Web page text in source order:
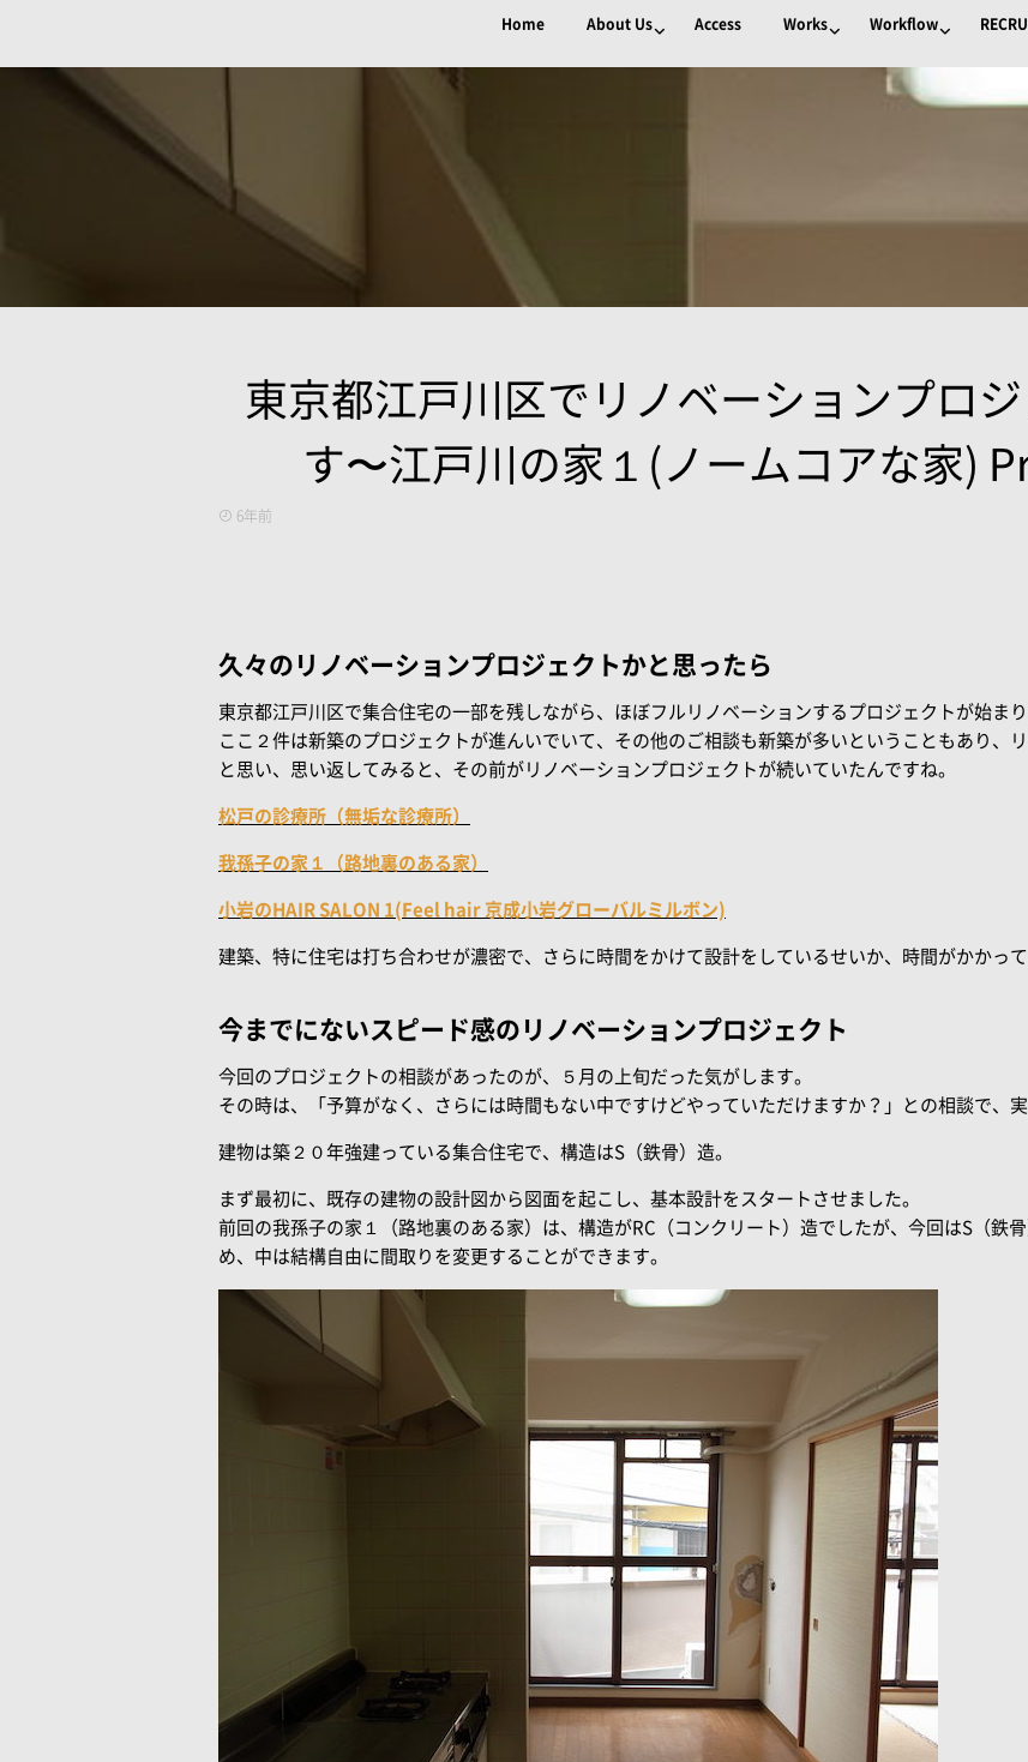
Home About Us Access Works Workflow
東京都江戸川区でリノベーションプロ
す〜江戸川の家１(ノームコアな家)
6年前
久々のリノベーションプロジェクトかと思ったら
東京都江戸川区で集合住宅の一部を残しながら、ほぼフルリノベーションするプロジェクトが始まり
ここ２件は新築のプロジェクトが進んいでいて、その他のご相談も新築が多いということもあり、
と思い、思い返してみると、その前がリノベーションプロジェクトが続いていたんですね。
松戸の診療所（無垢な診療所）
我孫子の家１（路地裏のある家）
小岩のHAIR SALON 1(Feel hair 京成小岩グローバルミルボン)
建築、特に住宅は打ち合わせが濃密で、さらに時間をかけて設計をしているせいか、時間がかかっ
今までにないスピード感のリノベーションプロジェクト
今回のプロジェクトの相談があったのが、５月の上旬だった気がします。
その時は、「予算がなく、さらには時間もない中ですけどやっていただけますか？」との相談で、
建物は築２０年強建っている集合住宅で、構造はS（鉄骨）造。
まず最初に、既存の建物の設計図から図面を起こし、基本設計をスタートさせました。
前回の我孫子の家１（路地裏のある家）は、構造がRC（コンクリート）造でしたが、今回はS（鉄
め、中は結構自由に間取りを変更することができます。